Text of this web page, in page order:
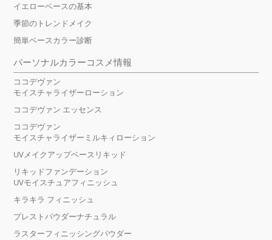
イエローベースの基本
季節のトレンドメイク
簡単ベースカラー診断
パーソナルカラーコスメ情報
ココデヴァン
モイスチャライザーローション
ココデヴァン エッセンス
ココデヴァン
モイスチャライザーミルキィローション
UVメイクアップベースリキッド
リキッドファンデーション
UVモイスチュアフィニッシュ
キラキラ フィニッシュ
プレストパウダーナチュラル
ラスターフィニッシングパウダー